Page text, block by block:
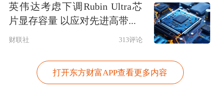
于国产智能算力中心建设项目
禾盛新材(002290)5月28日公告，拟以简
易程序向特定对象发行股票，募资不超
1.9亿元，用于国产智能算力中心建设
英伟达考虑下调Rubin Ultra芯
片显存容量 以应对先进高带...
财联社 313评论
打开东方财富APP查看更多内容